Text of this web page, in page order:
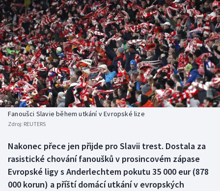
DALŠÍ SPORTY
Americký fotbal
Baseball a softbal
Basketbal
Biatlon
Box
Curling
NEPŘEHLÉDNĚTE
Soutěže
Historické návraty
Aplikace ČT sport
Fanoušci Slavie během utkání v Evropské lize
Zdroj: REUTERS
Nakonec přece jen přijde pro Slavii trest. Dostala za
rasistické chování fanoušků v prosincovém zápase
Evropské ligy s Anderlechtem pokutu 35 000 eur (878
000 korun) a příští domácí utkání v evropských